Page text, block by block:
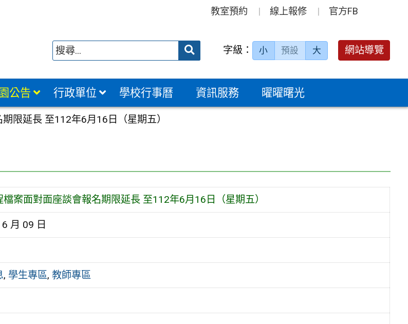
教室預約 線上報修 官方FB
送出 字級： 小 預設 大 網站導覽
公告 行政單位 學校行事曆 資訊服務 曜曜曙光
限延長 至112年6月16日（星期五）
檔案面對面座談會報名期限延長 至112年6月16日（星期五）
月 09 日
, 學生專區, 教師專區